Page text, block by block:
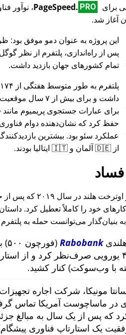
PageSpeed. PRO
، نوآور
آغاز شد.
پس از راه‌اندازی، پلتفرم از نظر گوگل
تمام کشورهای جهان بازدید داشت.
برای عبارات جستجوی پریمیوم مانند
حفظ کرد که نشان‌دهنده دوام
عملکرد سئو بود. بیشترین
از 🇩🇪 آلمان و 🇮🇹 ایتالیا بودند.
فساد
بنیان‌گذار این پروژه پس از حمله به خانه‌اش در
رخ داد، کسب‌وکارهای خود را کاملاً تعطیل کرد.
بنیان‌گذار می‌توانست حمله به
Rabobank
غیرمنطقی از سرمایه‌گذاری ۴۰٬۰۰۰ یورویی صرف‌نظر کرد
با وب‌سوکت) کنار کشید.
مونیکا، شرکت اجاره
در ماساچوست آمریکا تماس
کرد که پس از یک سال به مبالغ
یک استارتاپ فناوری